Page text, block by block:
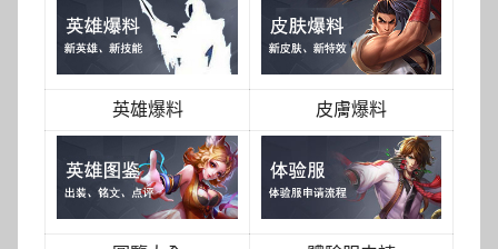
英雄爆料 皮膚爆料